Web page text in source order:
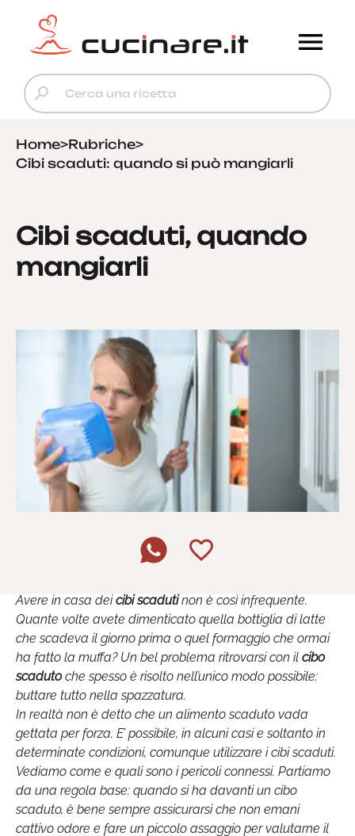
Home>Rubriche>
Cibi scaduti: quando si può mangiarli
Cibi scaduti, quando
mangiarli
Avere in casa deicibi scadutinon è così infrequente.
Quante volte avete dimenticato quella bottiglia di latte
che scadeva il giorno prima o quel formaggio che ormai
ha fatto la muffa? Un bel problema ritrovarsi con il cibo
scadutoche spesso è risolto nell’unico modo possibile:
buttare tutto nella spazzatura.
In realtà non è detto che un alimento scaduto vada
gettata per forza. E’ possibile, in alcuni casi e soltanto in
determinate condizioni, comunque utilizzare i cibi scaduti.
Vediamo come e quali sono i pericoli connessi. Partiamo
da una regola base: quando si ha davanti un cibo
scaduto, è bene sempre assicurarsi che non emani
cattivo odore e fare un piccolo assaggio per valutarne il